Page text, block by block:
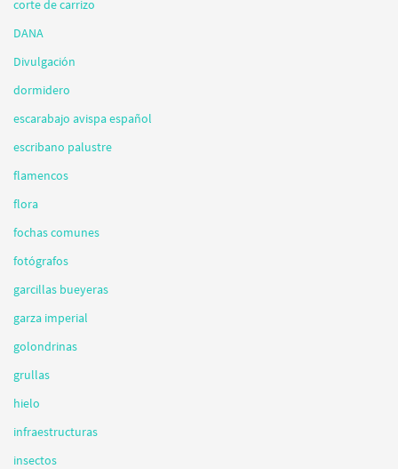
corte de carrizo
DANA
Divulgación
dormidero
escarabajo avispa español
escribano palustre
flamencos
flora
fochas comunes
fotógrafos
garcillas bueyeras
garza imperial
golondrinas
grullas
hielo
infraestructuras
insectos